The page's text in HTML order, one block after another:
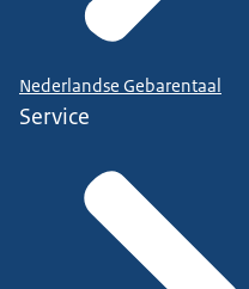
Nederlandse Gebarentaal
Service